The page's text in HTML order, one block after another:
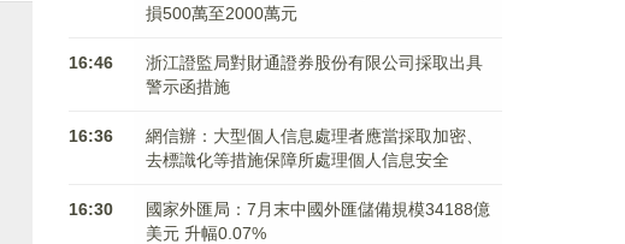
損500萬至2000萬元
16:46
浙江證監局對財通證券股份有限公司採取出具
警示函措施
16:36
網信辦：大型個人信息處理者應當採取加密、
去標識化等措施保障所處理個人信息安全
16:30
國家外匯局：7月末中國外匯儲備規模34188億
美元 升幅0.07%